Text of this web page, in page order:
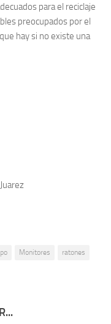
para el reciclaje
preocupados por el
hay si no existe una
Monitores
ratones